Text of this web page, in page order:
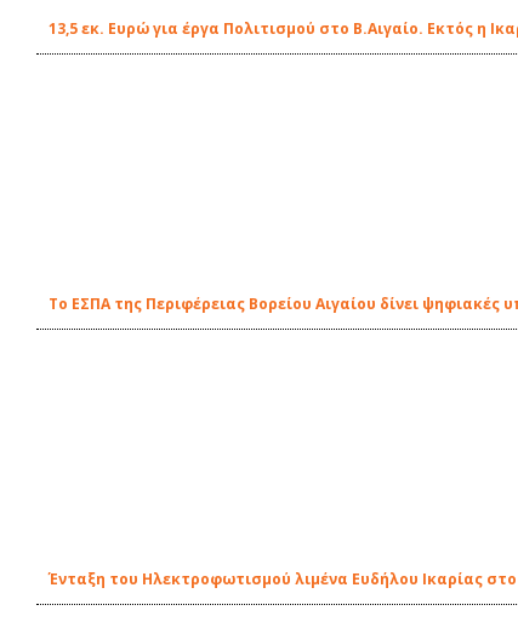
13,5 εκ. Ευρώ για έργα Πολιτισμού στο Β.Αιγαίο. Εκτός η
Το ΕΣΠΑ της Περιφέρειας Βορείου Αιγαίου δίνει ψηφιακές
Ένταξη του Ηλεκτροφωτισμού λιμένα Ευδήλου Ικαρίας